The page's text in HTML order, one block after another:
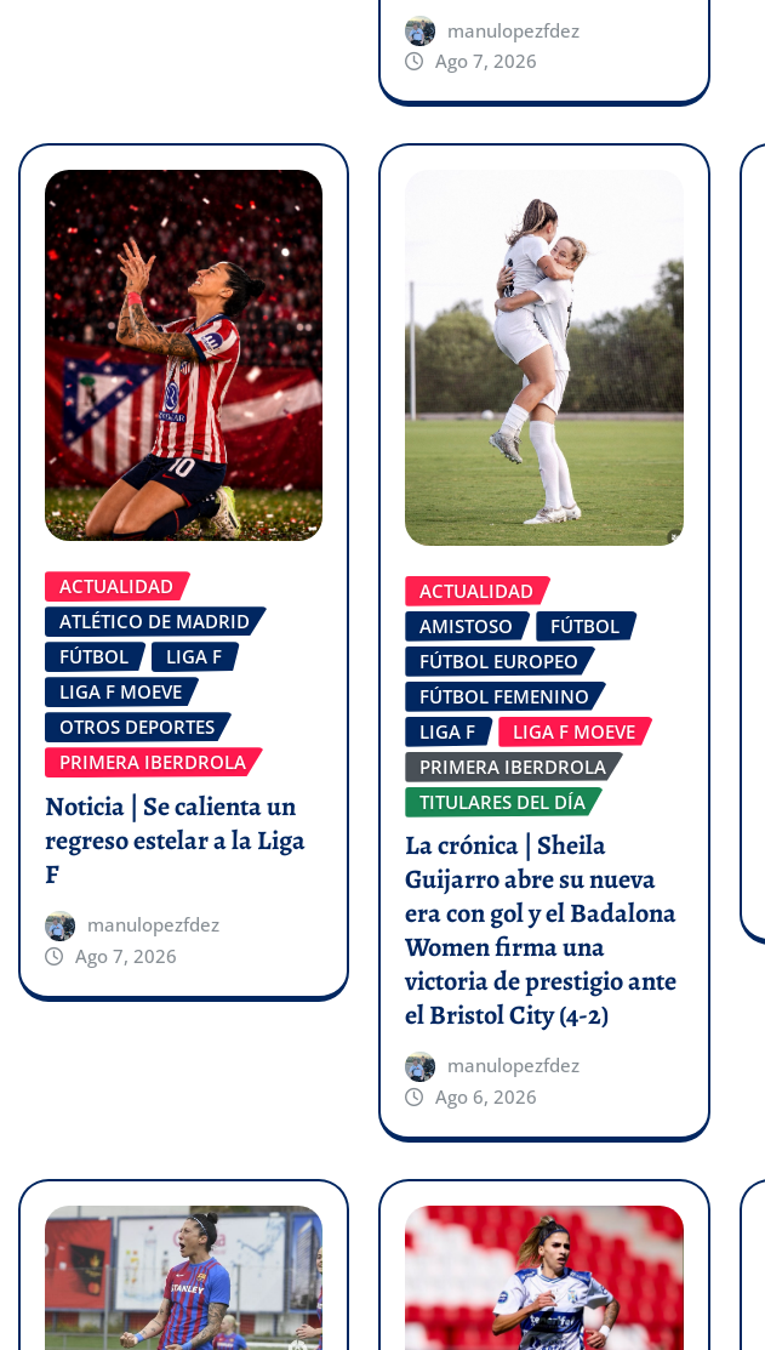
manulopezfdez
Ago 7, 2026
ACTUALIDAD
ATLÉTICO DE MADRID
FÚTBOL
LIGA F
LIGA F MOEVE
OTROS DEPORTES
PRIMERA IBERDROLA
Noticia | Se calienta un
regreso estelar a la Liga
F
manulopezfdez
Ago 7, 2026
ACTUALIDAD
AMISTOSO
FÚTBOL
FÚTBOL EUROPEO
FÚTBOL FEMENINO
LIGA F
LIGA F MOEVE
PRIMERA IBERDROLA
TITULARES DEL DÍA
La crónica | Sheila
Guijarro abre su nueva
era con gol y el Badalona
Women firma una
victoria de prestigio ante
el Bristol City (4-2)
manulopezfdez
Ago 6, 2026